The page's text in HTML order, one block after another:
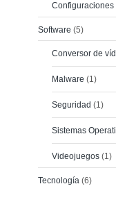
Configuraciones
Software (5)
Conversor de
Malware (1)
Seguridad (1)
Sistemas
Videojuegos (1)
Tecnología (6)